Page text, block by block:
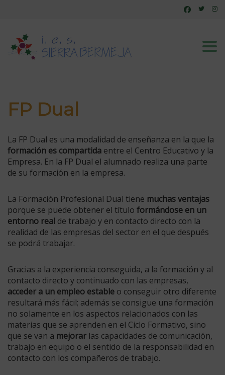
FP Dual
La FP Dual es una modalidad de enseñanza en la que la
formación es compartida entre el Centro Educativo y la
Empresa. En la FP Dual el alumnado realiza una parte
de su formación en la empresa.
La Formación Profesional Dual tiene muchas ventajas
porque se puede obtener el título formándose en un
entorno real de trabajo y en contacto directo con la
realidad de las empresas del sector en el que después
se podrá trabajar.
Gracias a la experiencia conseguida, a la formación y al
contacto directo y continuado con las empresas,
acceder a un empleo estable o conseguir otro diferente
resultará más fácil; además se consigue una formación
no solamente en los aspectos relacionados con las
materias que se aprenden en el Ciclo Formativo, sino
que se van a mejorar las capacidades de comunicación,
trabajo en equipo o el sentido de la responsabilidad en
contacto con los compañeros de trabajo.